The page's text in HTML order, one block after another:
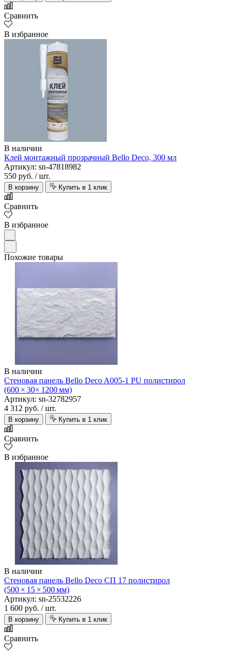
Сравнить
В избранное
В наличии
Клей монтажный прозрачный Bello Deco, 300 мл
Артикул: sn-47818982
550 руб. / шт.
В корзину Купить в 1 клик
Сравнить
В избранное
Похожие товары
В наличии
Стеновая панель Bello Deco A005-1 PU полистирол
(600 × 30× 1200 мм)
Артикул: sn-32782957
4 312 руб. / шт.
В корзину Купить в 1 клик
Сравнить
В избранное
В наличии
Стеновая панель Bello Deco СП 17 полистирол
(500 × 15 × 500 мм)
Артикул: sn-25532226
1 600 руб. / шт.
В корзину Купить в 1 клик
Сравнить